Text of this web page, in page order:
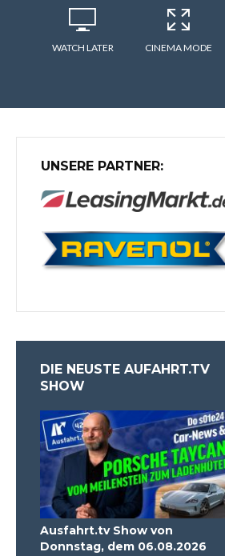
WATCH LATER CINEMA MODE
UNSERE PARTNER:
DIE NEUSTE AUFAHRT.TV
SHOW
Ausfahrt.tv Show von
Donnstag, dem 06.08.2026